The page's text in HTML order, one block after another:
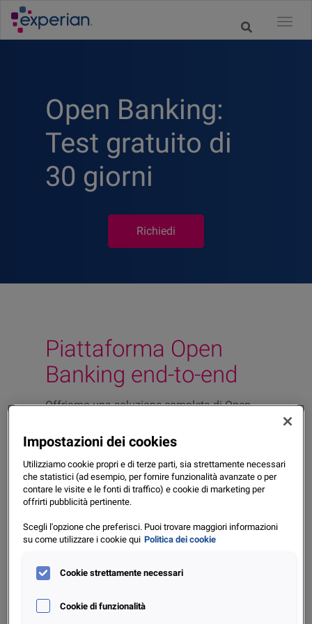
Open Banking:
Test gratuito di
30 giorni
Richiedi
Piattaforma Open
Banking end-to-end
Offriamo una soluzione completa di Open
sicuro e conforme il flusso di informazioni
Per accedere ai conti di pagamento di
imprese e consumatori, Experian ha
registrato una licenza
Information Service Provider)presso la
Banca Centrale d’Irlanda ed ha poi effettuato
Garantiamo unacopertura del 100% del
network bancario italiano
l’aggregazione di conti presso diversi istituti,
Impostazioni dei cookies
Utilizziamo cookie propri e di terze parti, sia strettamente necessari
che statistici (ad esempio, per fornire funzionalità avanzate o per
contare le visite e le fonti di traffico) e cookie di marketing per
offrirti pubblicità pertinente.
Scegli l'opzione che preferisci. Puoi trovare maggiori informazioni
su come utilizzare i cookie qui Politica dei cookie
Cookie strettamente necessari
Cookie di funzionalità